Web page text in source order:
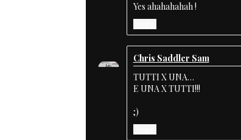
Yes ahahahahah !
Chris Saddler Sam
TUTTI X UNA…
E UNA X TUTTI!!!
;)